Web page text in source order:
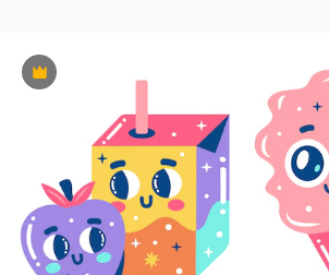
Premium